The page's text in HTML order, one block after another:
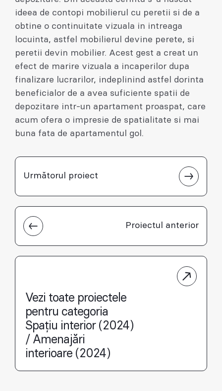
ideea de contopi mobilierul cu peretii si de a
obtine o continuitate vizuala in intreaga
locuinta, astfel mobilierul devine perete, si
peretii devin mobilier. Acest gest a creat un
efect de marire vizuala a incaperilor dupa
finalizare lucrarilor, indeplinind astfel dorinta
beneficialor de a avea suficiente spatii de
depozitare intr-un apartament proaspat, care
acum ofera o impresie de spatialitate si mai
buna fata de apartamentul gol.
Proiectul anterior
Următorul proiect
Vezi toate proiectele
pentru categoria
Spațiu interior (2024)
/ Amenajări
interioare (2024)